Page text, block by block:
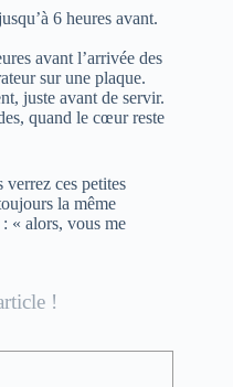
6 heures avant.
avant l’arrivée des
sur une plaque.
juste avant de servir.
quand le cœur reste
verrez ces petites
la même
« alors, vous me
!